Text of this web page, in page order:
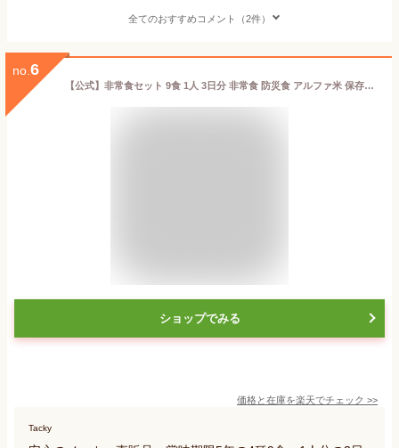
全てのおすすめコメント（2件）
no. 6
【公式】非常食セット 9食 1人 3日分 非常食 防災食 アルファ米 保存食 災害 備蓄食 安心米 防災 食品 アルファ化米 5年保存 長期保存 国産米使用 食物アレルギー対応 白飯 わかめご飯 常温保存 防災グッズ 保存食セット 非常用 備蓄用 送料無料 アルファー食品
ショップでみる
価格と在庫を楽天でチェック >>
Tacky